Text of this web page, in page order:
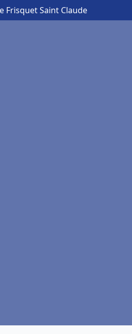
Frisquet Saint Claude